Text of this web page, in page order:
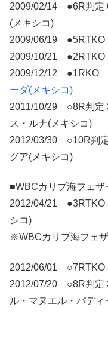
2009/02/14 ●6R判定
(メキシコ)
2009/06/19 ●5RTKO
2009/10/21 ●2RTKO
2009/12/12 ●1RKO
ーダ(メキシコ)
2011/10/29 ○8R判定
ス・ルナ(メキシコ)
2012/03/30 ○10R判
グア(メキシコ)
■WBCカリブ海フェ
2012/04/21 ●3RTKO
シコ)
※WBCカリブ海フェ
2012/06/01 ○7RTKO
2012/07/20 ○8R判定
ル・マヌエル・パデ